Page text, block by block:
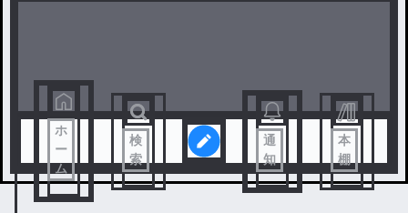
ホ
ー
ム
検
索
通
知
本
棚